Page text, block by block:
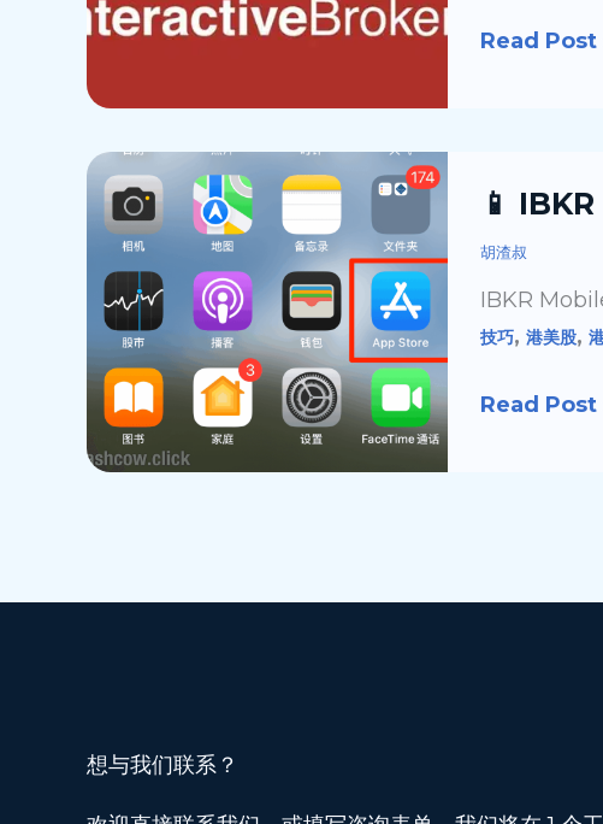
略
教
程
Read Post
📱
胡渣叔
IBKR
技巧, 港美股,
IBKR
Mobile
App
安
Read Post
想与我们联系？